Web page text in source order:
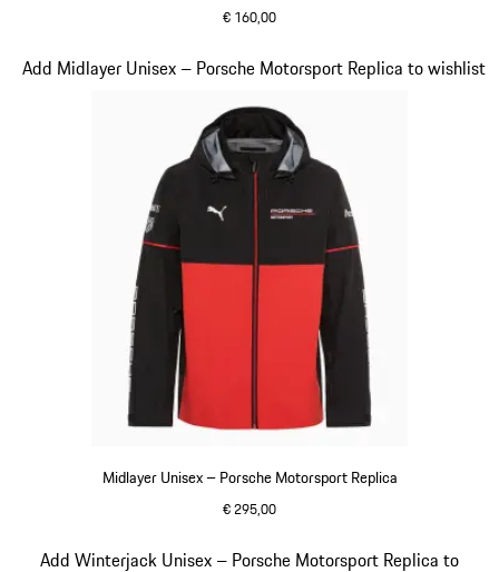
€ 160,00
Midlayer Unisex – Porsche Motorsport Replica
€ 295,00
Add Midlayer Unisex – Porsche Motorsport Replica to wishlist
Dia 5 van 20
Add Winterjack Unisex – Porsche Motorsport Replica to
Dia 6 van 20